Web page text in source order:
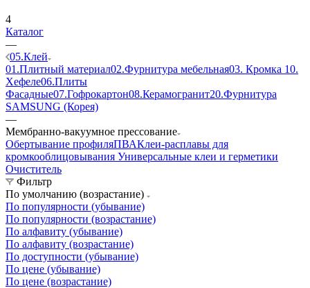
4
Каталог
—
05.Клей
01.Плитный материал02.Фурнитура мебельная03. Кромка 10.
Хефеле06.Плиты
Фасадные07.Гофрокартон08.Керамогранит20.Фурнитура
SAMSUNG (Корея)
—
Мембранно-вакуумное прессование
Обертывание профиляПВАКлеи-расплавы для
кромкооблицовывания Универсальные клеи и герметики
Очиститель
Фильтр
По умолчанию (возрастание)
По популярности (убывание)
По популярности (возрастание)
По алфавиту (убывание)
По алфавиту (возрастание)
По доступности (убывание)
По цене (убывание)
По цене (возрастание)